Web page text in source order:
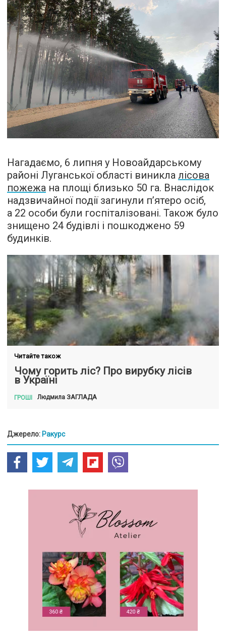
Нагадаємо, 6 липня у Новоайдарському
районі Луганcької області виникла лісова
пожежа на площі близько 50 га. Внаслідок
надзвичайної події загинули п’ятеро осіб,
а 22 особи були госпіталізовані. Також було
знищено 24 будівлі і пошкоджено 59
будинків.
Читайте також
Чому горить ліс? Про вирубку лісів
в Україні
ГРОШІ Людмила ЗАГЛАДА
Джерело: Ракурс